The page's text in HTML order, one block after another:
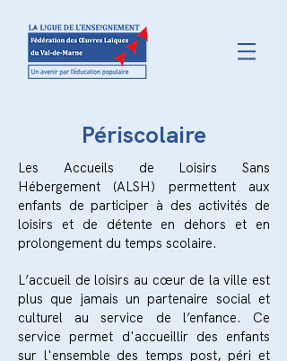
Périscolaire
Les Accueils de Loisirs Sans
Hébergement (ALSH) permettent aux
enfants de participer à des activités de
loisirs et de détente en dehors et en
prolongement du temps scolaire.
L’accueil de loisirs au cœur de la ville est
plus que jamais un partenaire social et
culturel au service de l’enfance. Ce
service permet d'accueillir des enfants
sur l'ensemble des temps post, péri et